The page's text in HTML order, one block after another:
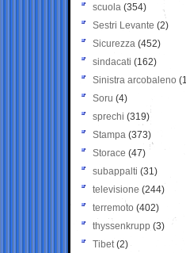
scuola (354)
Sestri Levante (2)
Sicurezza (452)
sindacati (162)
Sinistra arcobaleno
Soru (4)
sprechi (319)
Stampa (373)
Storace (47)
subappalti (31)
televisione(244)
terremoto (402)
thyssenkrupp (3)
Tibet(2)